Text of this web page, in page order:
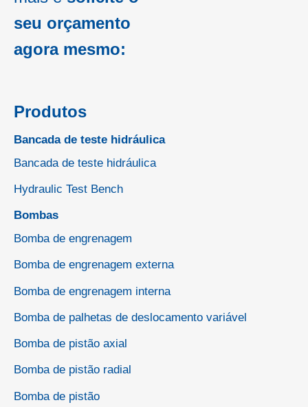
seu orçamento
agora mesmo:
Produtos
Bancada de teste hidráulica
Bancada de teste hidráulica
Hydraulic Test Bench
Bombas
Bomba de engrenagem
Bomba de engrenagem externa
Bomba de engrenagem interna
Bomba de palhetas de deslocamento variável
Bomba de pistão axial
Bomba de pistão radial
Bomba de pistão